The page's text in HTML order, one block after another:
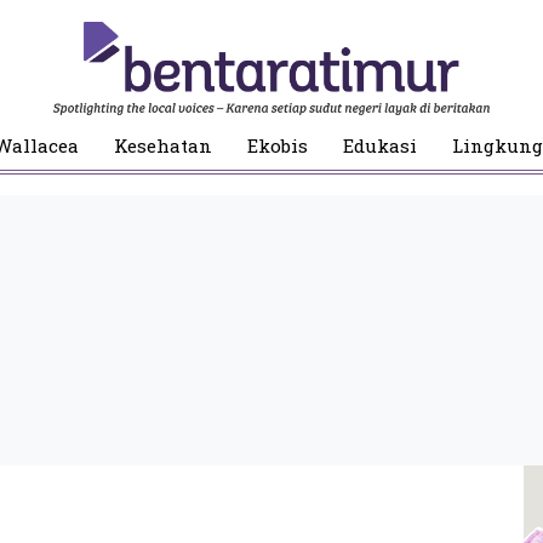
Kesehatan Ekobis Edukasi